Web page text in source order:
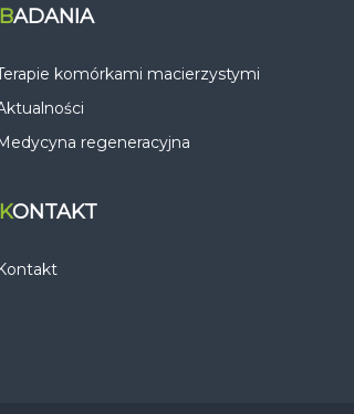
BADANIA
komórkami macierzystymi
regeneracyjna
KONTAKT